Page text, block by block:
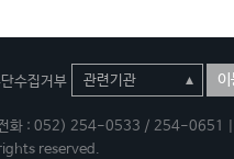
수집거부 이
전화 : 052) 254-0533 / 254-
reserved.